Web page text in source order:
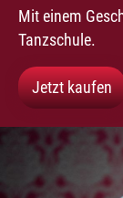
Mit einem
Tanzschule.
Jetzt kaufen